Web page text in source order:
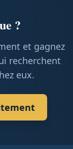
?
et gagnez
recherchent
eux.